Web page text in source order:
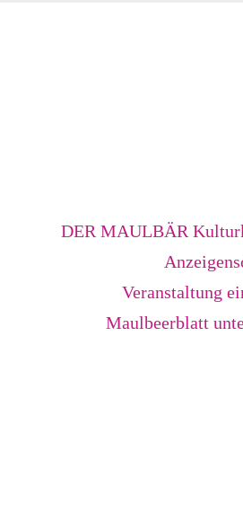
DER MAULBÄR
Veranstaltung
Maulbeerblatt